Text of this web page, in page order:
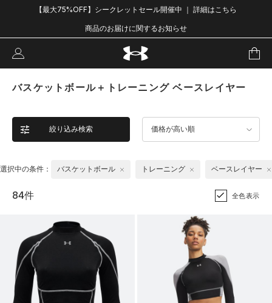
【最大75%OFF】シークレットセール開催中 ｜ 詳細はこちら
商品のお届けに関するお知らせ
バスケットボール＋トレーニング ベースレイヤー
絞り込み検索 価格が高い順
選択中の条件： バスケットボール トレーニング ベースレイヤー
84件 全色表示